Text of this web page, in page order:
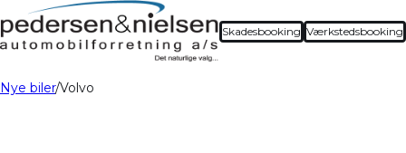
Skadesbooking Værkstedsbooking
Nye biler Volvo